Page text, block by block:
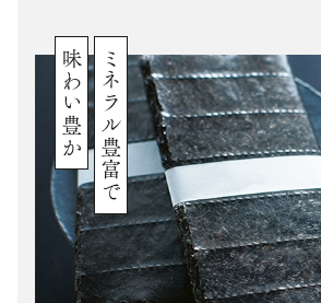
ミネラル豊富で
味わい豊か